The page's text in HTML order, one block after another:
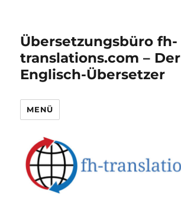
Übersetzungsbüro fh-
translations.com – Der
Englisch-Übersetzer
MENÜ